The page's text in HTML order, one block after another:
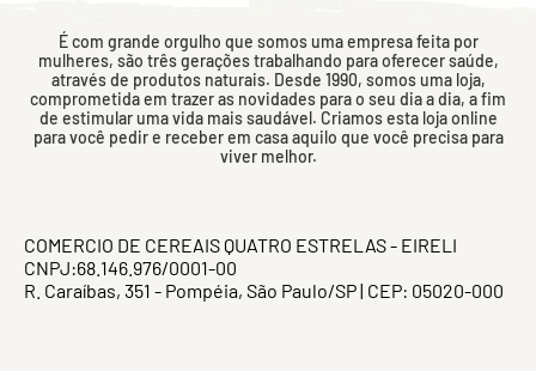
É com grande orgulho que somos uma empresa feita por
mulheres, são três gerações trabalhando para oferecer saúde,
através de produtos naturais. Desde 1990, somos uma loja,
comprometida em trazer as novidades para o seu dia a dia, a fim
de estimular uma vida mais saudável. Criamos esta loja online
para você pedir e receber em casa aquilo que você precisa para
viver melhor.
COMERCIO DE CEREAIS QUATRO ESTRELAS - EIRELI
CNPJ:68.146.976/0001-00
R. Caraíbas, 351 - Pompéia, São Paulo/SP | CEP: 05020-000